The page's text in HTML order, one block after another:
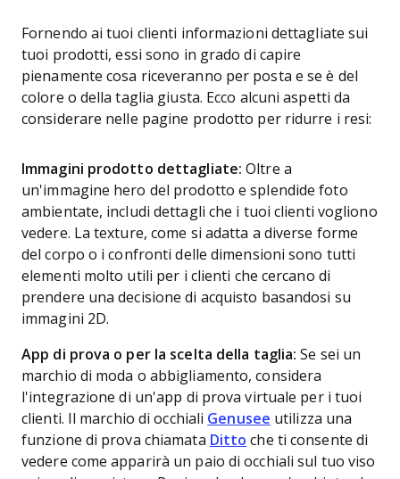
Fornendo ai tuoi clienti informazioni dettagliate sui
tuoi prodotti, essi sono in grado di capire
pienamente cosa riceveranno per posta e se è del
colore o della taglia giusta. Ecco alcuni aspetti da
considerare nelle pagine prodotto per ridurre i resi:
Immagini prodotto dettagliate: Oltre a
un'immagine hero del prodotto e splendide foto
ambientate, includi dettagli che i tuoi clienti vogliono
vedere. La texture, come si adatta a diverse forme
del corpo o i confronti delle dimensioni sono tutti
elementi molto utili per i clienti che cercano di
prendere una decisione di acquisto basandosi su
immagini 2D.
App di prova o per la scelta della taglia: Se sei un
marchio di moda o abbigliamento, considera
l'integrazione di un'app di prova virtuale per i tuoi
clienti. Il marchio di occhiali Genusee utilizza una
funzione di prova chiamata Ditto che ti consente di
vedere come apparirà un paio di occhiali sul tuo viso